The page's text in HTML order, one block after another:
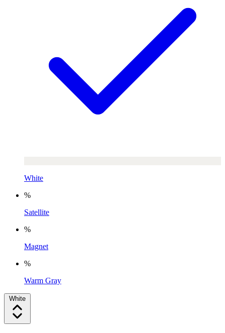
White
%
Satellite
%
Magnet
%
Warm Gray
White